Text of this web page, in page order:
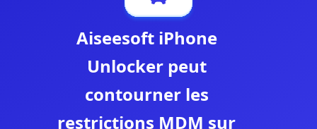
Aiseesoft iPhone
Unlocker peut
contourner les
restrictions MDM sur